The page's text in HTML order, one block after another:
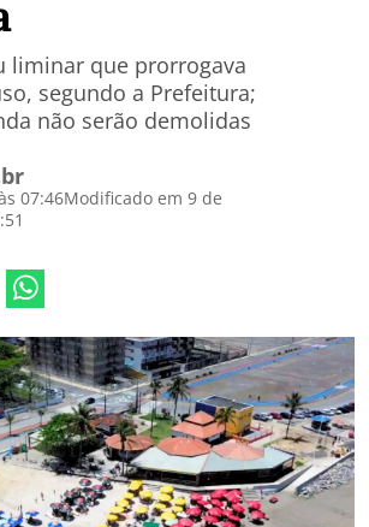
liminar que prorrogava
segundo a Prefeitura;
não serão demolidas
07:46Modificado em 9 de